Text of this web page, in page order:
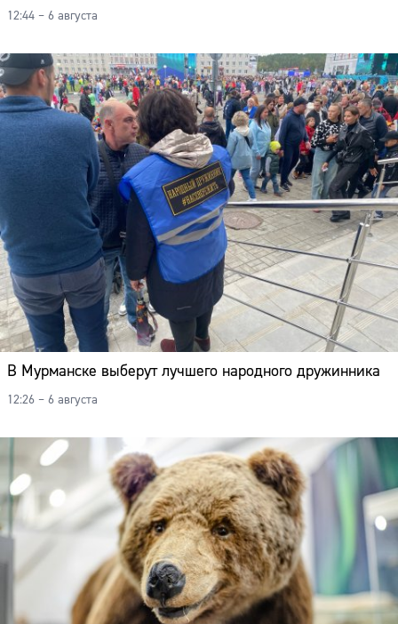
12:44 – 6 августа
В Мурманске выберут лучшего народного дружинника
12:26 – 6 августа
Телефон: